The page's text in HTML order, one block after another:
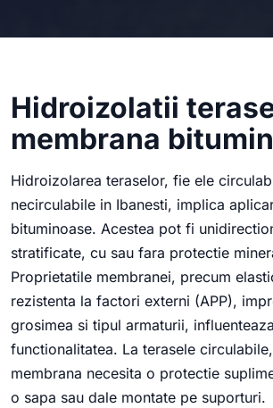
Hidroizolatii
membrana
Hidroizolarea teraselor, fie ele
necirculabile in Ibanesti, implica
bituminoase. Acestea pot fi
stratificate, cu sau fara protectie
Proprietatile membranei, precum
rezistenta la factori externi (APP),
grosimea si tipul armaturii,
functionalitatea. La terasele
membrana necesita o protectie
o sapa sau dale montate pe suporturi.